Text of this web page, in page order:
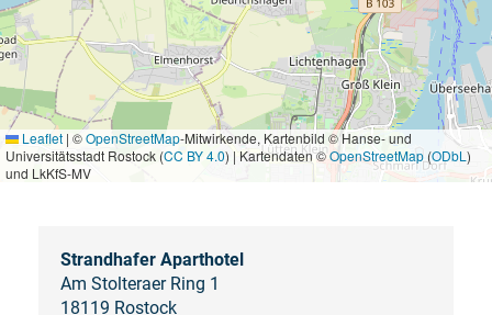
Leaflet | ©OpenStreetMap-Mitwirkende, Kartenbild © Hanse- und
Universitätsstadt Rostock (CC BY 4.0) | Kartendaten ©OpenStreetMap (ODbL )
und LkKfS-MV
Strandhafer Aparthotel
Am Stolteraer Ring 1
18119 Rostock